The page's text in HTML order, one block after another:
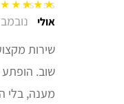
דורג5מתוך 5 אולי נובמבר 6, 2025
שירות
שוב. הופתע
מענה, בלי